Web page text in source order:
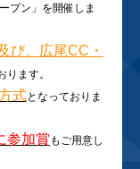
プン」を開催しま
び、広尾CC・
ります。
式となっておりま
参加賞 もご用意し